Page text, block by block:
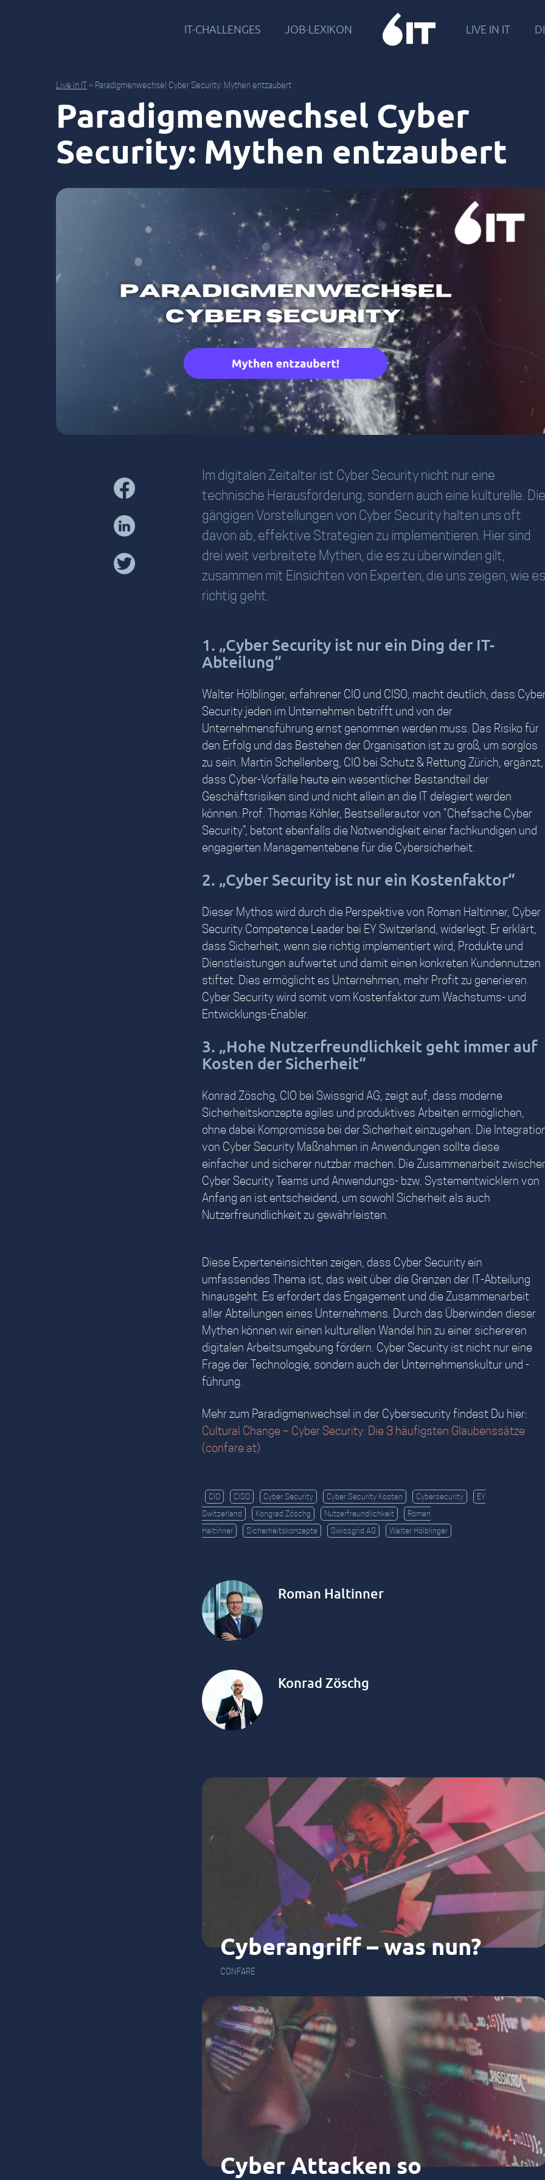
IT-CHALLENGES JOB-LEXIKON LIVE IN IT
Live in IT » Paradigmenwechsel Cyber Security: Mythen entzaubert
Paradigmenwechsel Cyber
Security: Mythen entzaubert
Im digitalen Zeitalter ist Cyber Security nicht nur eine
technische Herausforderung, sondern auch eine kulturelle. Die
gängigen Vorstellungen von Cyber Security halten uns oft
davon ab, effektive Strategien zu implementieren. Hier sind
drei weit verbreitete Mythen, die es zu überwinden gilt,
zusammen mit Einsichten von Experten, die uns zeigen, wie es
richtig geht.
1. „Cyber Security ist nur ein Ding der IT-
Abteilung“
Walter Hölblinger, erfahrener CIO und CISO, macht deutlich, dass
Security jeden im Unternehmen betrifft und von der
Unternehmensführung ernst genommen werden muss. Das Risiko für
den Erfolg und das Bestehen der Organisation ist zu groß, um sorglos
zu sein. Martin Schellenberg, CIO bei Schutz & Rettung Zürich, ergänzt,
dass Cyber-Vorfälle heute ein wesentlicher Bestandteil der
Geschäftsrisiken sind und nicht allein an die IT delegiert werden
können. Prof. Thomas Köhler, Bestsellerautor von “Chefsache Cyber
Security”, betont ebenfalls die Notwendigkeit einer fachkundigen und
engagierten Managementebene für die Cybersicherheit.
2. „Cyber Security ist nur ein Kostenfaktor“
Dieser Mythos wird durch die Perspektive von Roman Haltinner, Cyber
Security Competence Leader bei EY Switzerland, widerlegt. Er erklärt,
dass Sicherheit, wenn sie richtig implementiert wird, Produkte und
Dienstleistungen aufwertet und damit einen konkreten Kundennutzen
stiftet. Dies ermöglicht es Unternehmen, mehr Profit zu generieren.
Cyber Security wird somit vom Kostenfaktor zum Wachstums- und
Entwicklungs-Enabler.
3. „Hohe Nutzerfreundlichkeit geht immer auf
Kosten der Sicherheit“
Konrad Zöschg, CIO bei Swissgrid AG, zeigt auf, dass moderne
Sicherheitskonzepte agiles und produktives Arbeiten ermöglichen,
ohne dabei Kompromisse bei der Sicherheit einzugehen. Die
von Cyber Security Maßnahmen in Anwendungen sollte diese
einfacher und sicherer nutzbar machen. Die Zusammenarbeit
Cyber Security Teams und Anwendungs- bzw. Systementwicklern von
Anfang an ist entscheidend, um sowohl Sicherheit als auch
Nutzerfreundlichkeit zu gewährleisten.
Diese Experteneinsichten zeigen, dass Cyber Security ein
umfassendes Thema ist, das weit über die Grenzen der IT-Abteilung
hinausgeht. Es erfordert das Engagement und die Zusammenarbeit
aller Abteilungen eines Unternehmens. Durch das Überwinden dieser
Mythen können wir einen kulturellen Wandel hin zu einer sichereren
digitalen Arbeitsumgebung fördern. Cyber Security ist nicht nur eine
Frage der Technologie, sondern auch der Unternehmenskultur und -
führung.
Mehr zum Paradigmenwechsel in der Cybersecurity findest Du hier:
Cultural Change – Cyber Security: Die 3 häufigsten Glaubenssätze
(confare.at)
CIO CISO Cyber Security Cyber Security Kosten Cybersecurity
EY
Switzerland
Kongrad Zöschg Nutzerfreundlichkeit
Roman
Haltinner
Sicherheitskonzepte Swissgrid AG Walter Hölblinger
Roman Haltinner
Konrad Zöschg
Cyberangriff – was nun?
CONFARE
Cyber Attacken so